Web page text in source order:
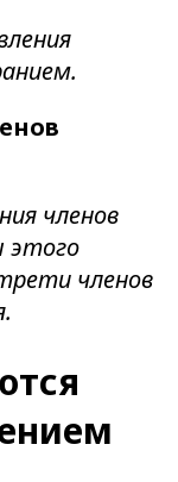
членов
этого
членов